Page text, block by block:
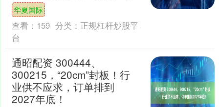
饮料板块走强，成为上午A股市场最大亮
点之一，其中多....
华夏国际
查看： 159 分类： 正规杠杆炒股平
台
通昭配资 300444、
300215，“20cm”封板！行
业供不应求，订单排到
2027年底！